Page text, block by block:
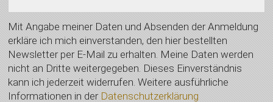
Mit Angabe meiner Daten und Absenden der Anmeldung
erkläre ich mich einverstanden, den hier bestellten
Newsletter per E-Mail zu erhalten. Meine Daten werden
nicht an Dritte weitergegeben. Dieses Einverständnis
kann ich jederzeit widerrufen. Weitere ausführliche
Informationen in der Datenschutzerklärung